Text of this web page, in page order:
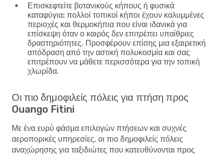
Επισκεφτείτε βοτανικούς κήπους ή φυσικά
καταφύγια: πολλοί τοπικοί κήποι έχουν καλυμμένες
περιοχές και θερμοκήπια που είναι ιδανικά για
επίσκεψη όταν ο καιρός δεν επιτρέπει υπαίθριες
δραστηριότητες. Προσφέρουν επίσης μια εξαιρετική
απόδραση από την αστική πολυκοσμία και σας
επιτρέπουν να μάθετε περισσότερα για την τοπική
χλωρίδα.
Οι πιο δημοφιλείς πόλεις για πτήση προς
Ouango Fitini
Με ένα ευρύ φάσμα επιλογών πτήσεων και συχνές
αεροπορικές υπηρεσίες, οι πιο δημοφιλείς πόλεις
αναχώρησης για ταξιδιώτες που κατευθύνονται προς